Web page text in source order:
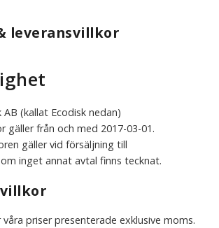
leveransvillkor
AB (kallat Ecodisk nedan)
gäller från och med 2017-03-01.
gäller vid försäljning till
inget annat avtal finns tecknat.
våra priser presenterade exklusive moms.